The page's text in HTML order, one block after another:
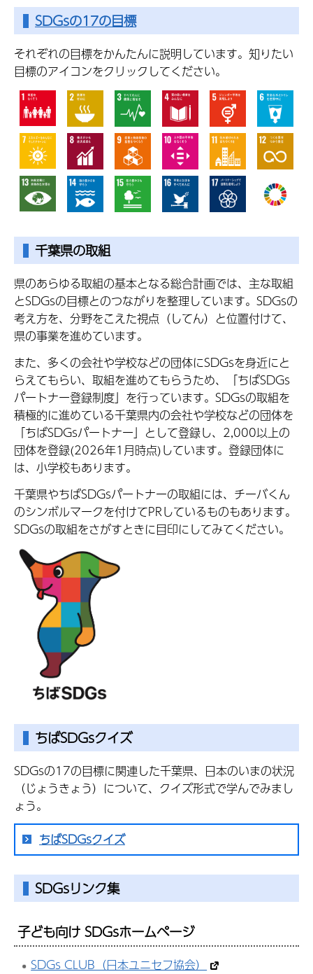
SDGsの17の目標
それぞれの目標をかんたんに説明しています。知りたい
目標のアイコンをクリックしてください。
千葉県の取組
県のあらゆる取組の基本となる総合計画では、主な取組
とSDGsの目標とのつながりを整理しています。SDGsの
考え方を、分野をこえた視点（してん）と位置付けて、
県の事業を進めています。
また、多くの会社や学校などの団体にSDGsを身近にと
らえてもらい、取組を進めてもらうため、「ちばSDGs
パートナー登録制度」を行っています。SDGsの取組を
積極的に進めている千葉県内の会社や学校などの団体を
「ちばSDGsパートナー」として登録し、2,000以上の
団体を登録(2026年1月時点)しています。登録団体に
は、小学校もあります。
千葉県やちばSDGsパートナーの取組には、チーバくん
のシンボルマークを付けてPRしているものもあります。
SDGsの取組をさがすときに目印にしてみてください。
ちばSDGsクイズ
SDGsの17の目標に関連した千葉県、日本のいまの状況
（じょうきょう）について、クイズ形式で学んでみまし
ょう。
ちばSDGsクイズ
SDGsリンク集
子ども向け SDGsホームページ
SDGs CLUB（日本ユニセフ協会）